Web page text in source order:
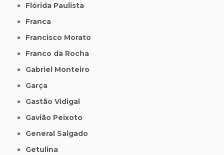
Flórida Paulista
Franca
Francisco Morato
Franco da Rocha
Gabriel Monteiro
Garça
Gastão Vidigal
Gavião Peixoto
General Salgado
Getulina